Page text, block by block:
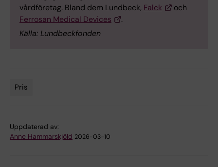
vårdföretag. Bland dem Lundbeck, Falck
och
Ferrosan Medical Devices
.
Källa: Lundbeckfonden
Pris
Uppdaterad av:
Anne Hammarskjöld 2026-03-10